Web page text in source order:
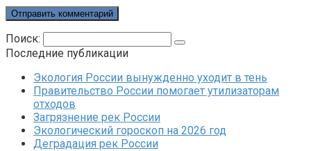
Поиск:
Последние публикации
Экология России вынужденно уходит в тень
Правительство России помогает утилизаторам
отходов
Загрязнение рек России
Экологический гороскоп на 2026 год
Деградация рек России